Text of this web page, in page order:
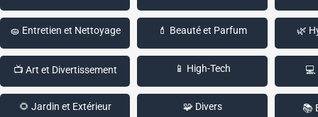
🧽 Entretien et Nettoyage 💄 Beauté et Parfum 🌿
📺 Art et Divertissement 📱 High-Tech 💻
🌻 Jardin et Extérieur 🧩 Divers 📚